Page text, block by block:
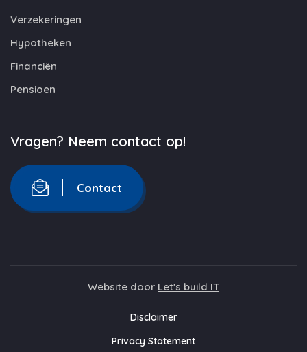
Verzekeringen
Hypotheken
Financiën
Pensioen
Vragen? Neem contact op!
Contact
Website door Let's build IT
Disclaimer
Privacy Statement